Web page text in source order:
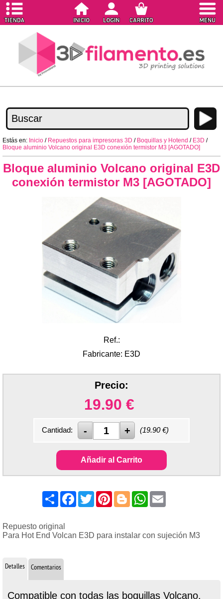
Estás en: Inicio / Repuestos para impresoras 3D / Boquillas y Hotend / E3D /
Bloque aluminio Volcano original E3D conexión termistor M3 [AGOTADO]
Bloque aluminio Volcano original E3D
conexión termistor M3 [AGOTADO]
Ref.:
Fabricante: E3D
Precio:
19.90 €
Cantidad: (19.90€)
Añadir al Carrito
ShareFacebook
TwitterPinterest
BloggerWhatsApp
Repuesto original
Para Hot End Volcan E3D para instalar con sujeción M3
Detalles Comentarios
Compatible con todas las boquillas Volcano.